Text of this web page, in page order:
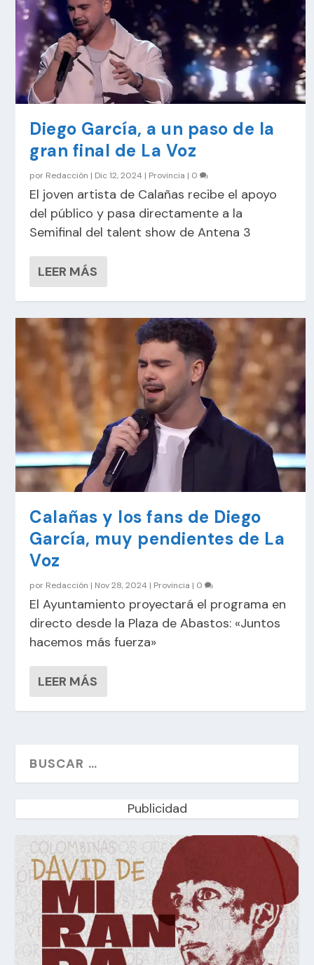
Diego García, a un paso de la
gran final de La Voz
por Redacción | Dic 12, 2024 | Provincia | 0
El joven artista de Calañas recibe el apoyo
del público y pasa directamente a la
Semifinal del talent show de Antena 3
LEER MÁS
Calañas y los fans de Diego
García, muy pendientes de La
Voz
por Redacción | Nov 28, 2024 | Provincia | 0
El Ayuntamiento proyectará el programa en
directo desde la Plaza de Abastos: «Juntos
hacemos más fuerza»
LEER MÁS
Publicidad